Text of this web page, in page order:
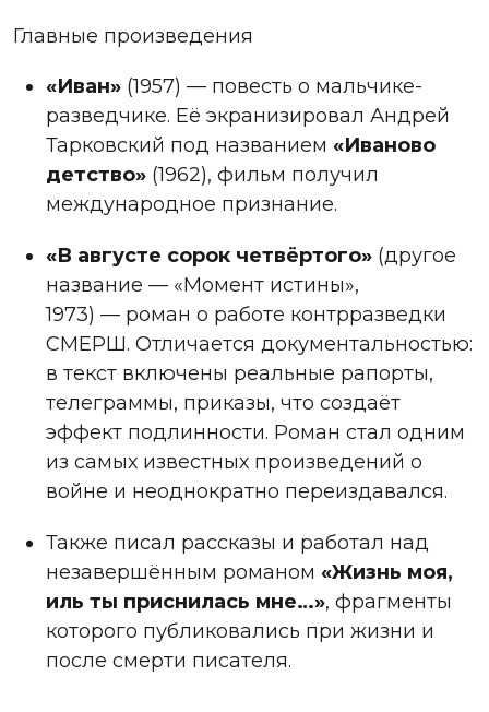
Главные произведения
«Иван» (1957) — повесть о мальчике-
разведчике. Её экранизировал Андрей
Тарковский под названием «Иваново
детство» (1962), фильм получил
международное признание.
«В августе сорок четвёртого» (другое
название — «Момент истины»,
1973) — роман о работе контрразведки
СМЕРШ. Отличается документальностью:
в текст включены реальные рапорты,
телеграммы, приказы, что создаёт
эффект подлинности. Роман стал одним
из самых известных произведений о
войне и неоднократно переиздавался.
Также писал рассказы и работал над
незавершённым романом «Жизнь моя,
иль ты приснилась мне…», фрагменты
которого публиковались при жизни и
после смерти писателя.